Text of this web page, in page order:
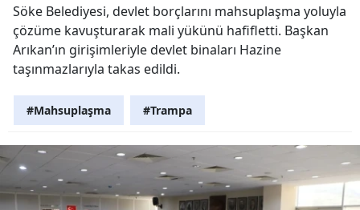
Söke Belediyesi, devlet borçlarını mahsuplaşma yoluyla
çözüme kavuşturarak mali yükünü hafifletti. Başkan
Arıkan’ın girişimleriyle devlet binaları Hazine
taşınmazlarıyla takas edildi.
#Mahsuplaşma #Trampa